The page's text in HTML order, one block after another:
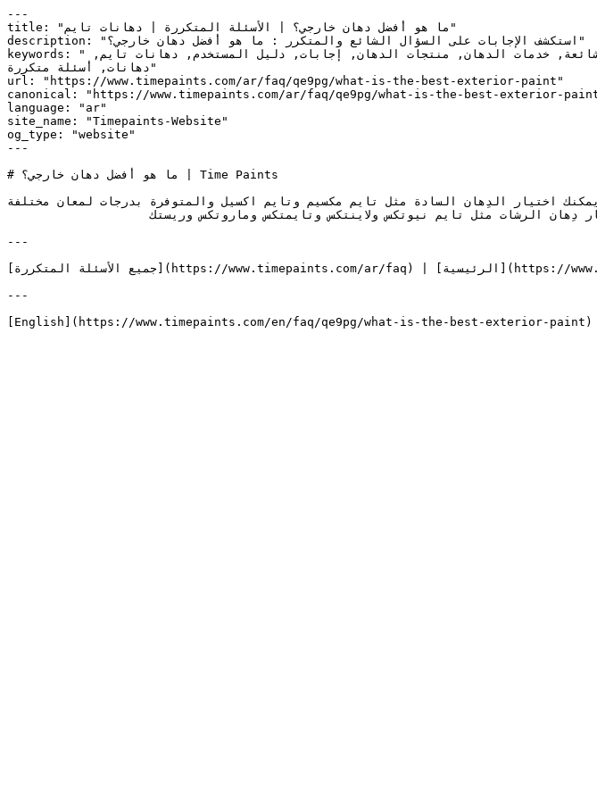
---
title: "ما هو أفضل دهان خارجي؟ | الأسئلة المتكررة | دهانات تايم"
description: "استكشف الإجابات على السؤال الشائع والمتكرر : ما هو أفضل دهان خارجي؟"
keywords: "ما هو أفضل دهان خارجي؟, دهان خارجي, دهانات خارجية, جودة الدهان الخارجي, أسئلة شائعة, خدمات الدهان, منتجات الدهان, إجابات, دليل المستخدم, دهانات تايم,
دهانات, أسئلة متكررة"
url: "https://www.timepaints.com/ar/faq/qe9pg/what-is-the-best-exterior-paint"
canonical: "https://www.timepaints.com/ar/faq/qe9pg/what-is-the-best-exterior-
language: "ar"
site_name: "Timepaints-Website"
og_type: "website"
---
# ما هو أفضل دهان خارجي؟ | Time Paints
اختيار الدِهان السادة مثل تايم مكسيم وتايم اكسيل والمتوفرة بدرجات لمعان مختلفة
                    أو يمكنك اختيار دِهان الرشات مثل تايم نيوتكس ولاينتكس وتايمتكس وماروتكس وريستك.
---
---
[English](https://www.timepaints.com/en/faq/qe9pg/what-is-the-best-exterior-paint)